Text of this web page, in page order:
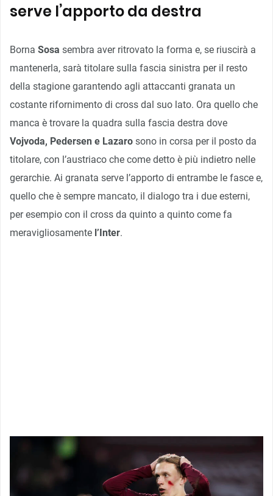
serve l’apporto da destra
Borna Sosa sembra aver ritrovato la forma e, se riuscirà a
mantenerla, sarà titolare sulla fascia sinistra per il resto
della stagione garantendo agli attaccanti granata un
costante rifornimento di cross dal suo lato. Ora quello che
manca è trovare la quadra sulla fascia destra dove
Vojvoda, Pedersen e Lazaro sono in corsa per il posto da
titolare, con l’austriaco che come detto è più indietro nelle
gerarchie. Ai granata serve l’apporto di entrambe le fasce e,
quello che è sempre mancato, il dialogo tra i due esterni,
per esempio con il cross da quinto a quinto come fa
meravigliosamente l’Inter.